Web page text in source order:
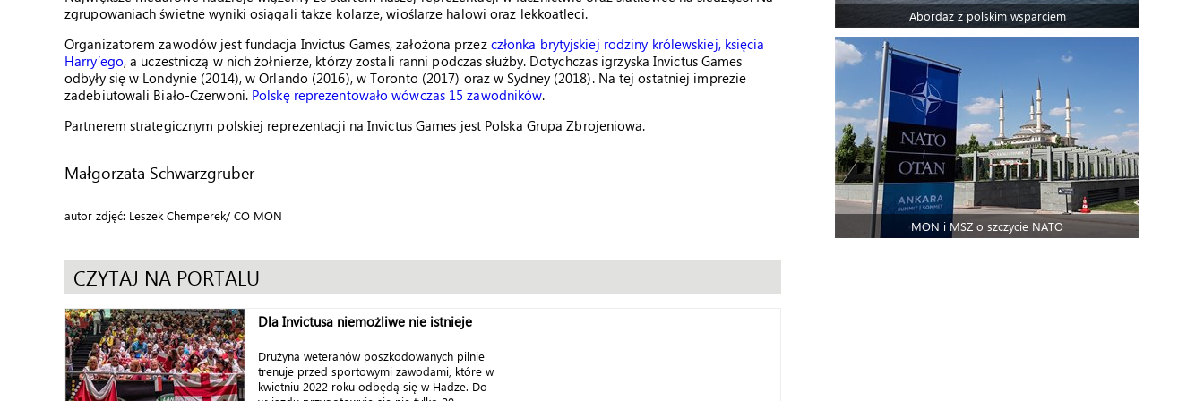
zgrupowaniach świetne wyniki osiągali także kolarze, wioślarze halowi oraz lekkoatleci.
Organizatorem zawodów jest fundacja Invictus Games, założona przez członka brytyjskiej rodziny królewskiej, księcia
Harry’ego, a uczestniczą w nich żołnierze, którzy zostali ranni podczas służby. Dotychczas igrzyska Invictus Games
odbyły się w Londynie (2014), w Orlando (2016), w Toronto (2017) oraz w Sydney (2018). Na tej ostatniej imprezie
zadebiutowali Biało-Czerwoni. Polskę reprezentowało wówczas 15 zawodników.
Partnerem strategicznym polskiej reprezentacji na Invictus Games jest Polska Grupa Zbrojeniowa.
Małgorzata Schwarzgruber
autor zdjęć: Leszek Chemperek/ CO MON
CZYTAJ NA PORTALU
Dla Invictusa niemożliwe nie istnieje
Drużyna weteranów poszkodowanych pilnie
trenuje przed sportowymi zawodami, które w
kwietniu 2022 roku odbędą się w Hadze. Do
Abordaż z polskim wsparciem
MON i MSZ o szczycie NATO